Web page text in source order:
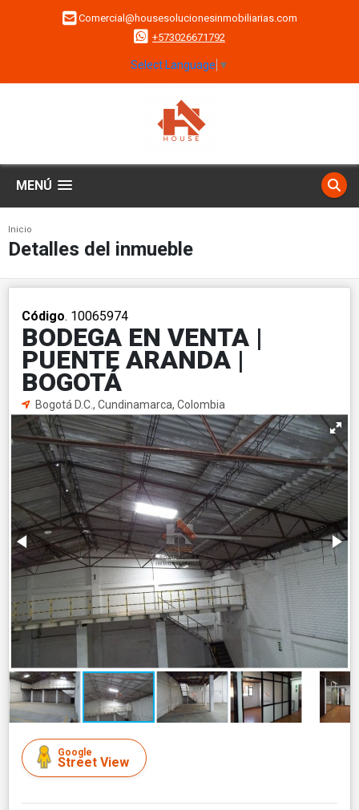
Comercial@housesolucionesinmobiliarias.com
+573026671792
Select Language ▼
MENÚ
Inicio
Detalles del inmueble
Código. 10065974
BODEGA EN VENTA |
PUENTE ARANDA |
BOGOTÁ
Bogotá D.C., Cundinamarca, Colombia
Google
Street View